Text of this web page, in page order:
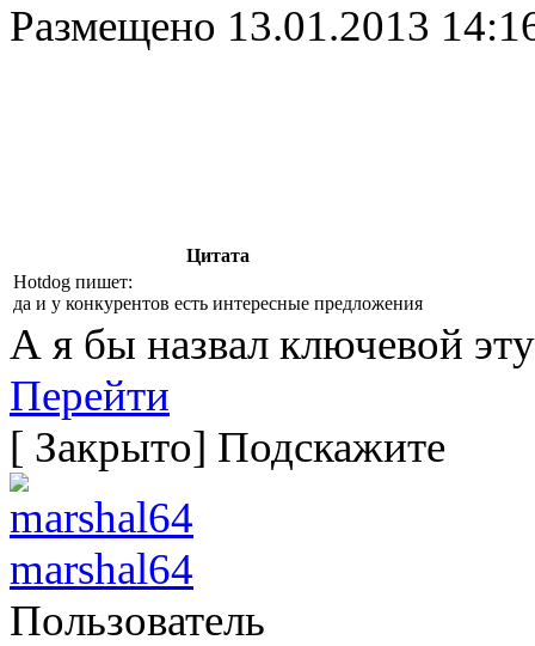
Размещено 13.01.2013
Цитата
Hotdog пишет:
да и у конкурентов есть интересные предложения
А я бы назвал ключевой
Перейти
[ Закрыто] Подскажите
marshal64
Пользователь